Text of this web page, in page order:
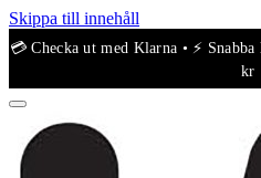
Skippa till innehåll